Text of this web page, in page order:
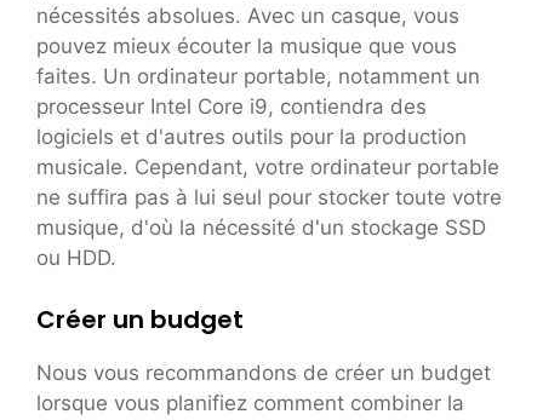
nécessités absolues. Avec un casque, vous
pouvez mieux écouter la musique que vous
faites. Un ordinateur portable, notamment un
processeur Intel Core i9, contiendra des
logiciels et d'autres outils pour la production
musicale. Cependant, votre ordinateur portable
ne suffira pas à lui seul pour stocker toute votre
musique, d'où la nécessité d'un stockage SSD
ou HDD.
Créer un budget
Nous vous recommandons de créer un budget
lorsque vous planifiez comment combiner la